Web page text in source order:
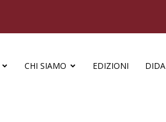
CHI SIAMO EDIZIONI